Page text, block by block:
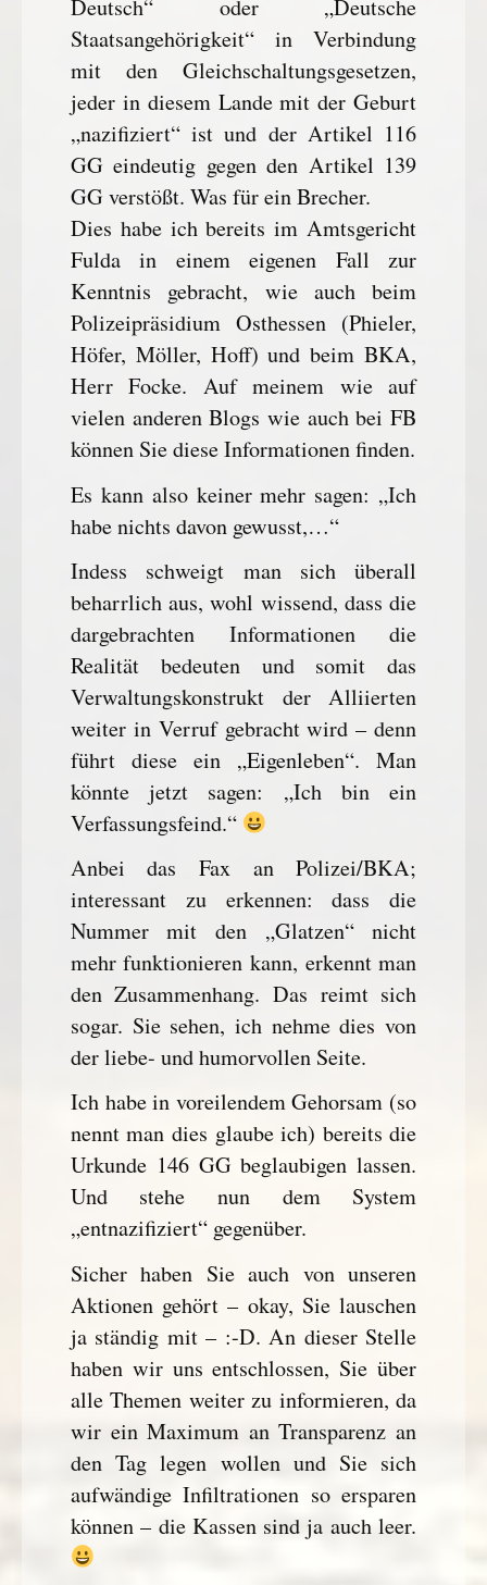
Deutsch“ oder „Deutsche
Staatsangehörigkeit“ in Verbindung
mit den Gleichschaltungsgesetzen,
jeder in diesem Lande mit der Geburt
„nazifiziert“ ist und der Artikel 116
GG eindeutig gegen den Artikel 139
GG verstößt. Was für ein Brecher.
Dies habe ich bereits im Amtsgericht
Fulda in einem eigenen Fall zur
Kenntnis gebracht, wie auch beim
Polizeipräsidium Osthessen (Phieler,
Höfer, Möller, Hoff) und beim BKA,
Herr Focke. Auf meinem wie auf
vielen anderen Blogs wie auch bei FB
können Sie diese Informationen finden.
Es kann also keiner mehr sagen: „Ich
habe nichts davon gewusst,…“
Indess schweigt man sich überall
beharrlich aus, wohl wissend, dass die
dargebrachten Informationen die
Realität bedeuten und somit das
Verwaltungskonstrukt der Alliierten
weiter in Verruf gebracht wird – denn
führt diese ein „Eigenleben“. Man
könnte jetzt sagen: „Ich bin ein
Verfassungsfeind.“
Anbei das Fax an Polizei/BKA;
interessant zu erkennen: dass die
Nummer mit den „Glatzen“ nicht
mehr funktionieren kann, erkennt man
den Zusammenhang. Das reimt sich
sogar. Sie sehen, ich nehme dies von
der liebe- und humorvollen Seite.
Ich habe in voreilendem Gehorsam (so
nennt man dies glaube ich) bereits die
Urkunde 146 GG beglaubigen lassen.
Und stehe nun dem System
„entnazifiziert“ gegenüber.
Sicher haben Sie auch von unseren
Aktionen gehört – okay, Sie lauschen
ja ständig mit – :-D. An dieser Stelle
haben wir uns entschlossen, Sie über
alle Themen weiter zu informieren, da
wir ein Maximum an Transparenz an
den Tag legen wollen und Sie sich
aufwändige Infiltrationen so ersparen
können – die Kassen sind ja auch leer.